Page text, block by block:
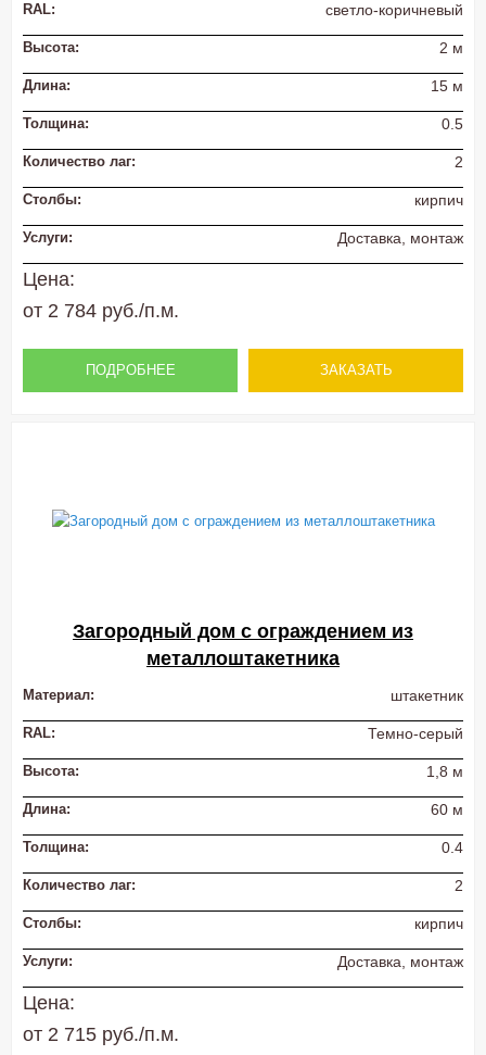
RAL: светло-коричневый
Высота: 2 м
Длина: 15 м
Толщина: 0.5
Количество лаг: 2
Столбы: кирпич
Услуги: Доставка, монтаж
Цена:
от 2 784 руб./п.м.
ПОДРОБНЕЕ ЗАКАЗАТЬ
Загородный дом с ограждением из
металлоштакетника
Материал: штакетник
RAL: Темно-серый
Высота: 1,8 м
Длина: 60 м
Толщина: 0.4
Количество лаг: 2
Столбы: кирпич
Услуги: Доставка, монтаж
Цена:
от 2 715 руб./п.м.